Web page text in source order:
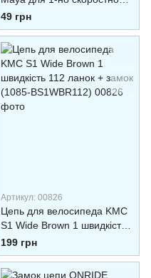
цепи
49 грн
Артикул: 00826
Цепь для велосипеда KMC
S1 Wide Brown 1 швидкість
112 ланок + замок (1085-
BS1WBR112)
199 грн